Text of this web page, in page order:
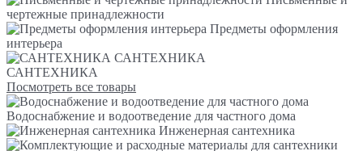
чертежные принадлежности
Предметы оформления
интерьера
САНТЕХНИКА
САНТЕХНИКА
Посмотреть все товары
Водоснабжение и водоотведение для частного дома
Инженерная сантехника